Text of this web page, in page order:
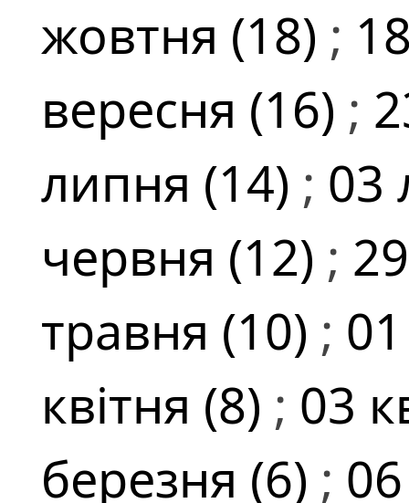
жовтня (18) ;
вересня (16) ;
липня (14) ; 03
червня (12) ;
травня (10) ;
квітня (8) ; 03
березня (6) ;